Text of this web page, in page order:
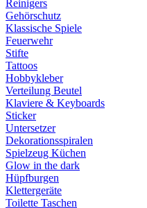
Reinigers
Gehörschutz
Klassische Spiele
Feuerwehr
Stifte
Tattoos
Hobbykleber
Verteilung Beutel
Klaviere & Keyboards
Sticker
Untersetzer
Dekorationsspiralen
Spielzeug Küchen
Glow in the dark
Hüpfburgen
Klettergeräte
Toilette Taschen